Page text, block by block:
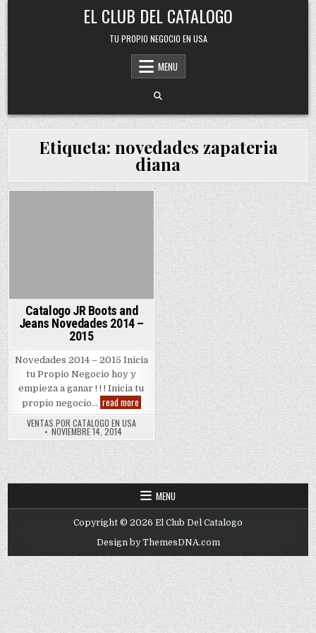
Skip
to
content
EL CLUB DEL CATALOGO
TU PROPIO NEGOCIO EN USA
MENU
Etiqueta: novedades zapateria
diana
Catalogo JR Boots and
Jeans Novedades 2014 –
2015
Novedades 2014 – 2015 Inicia
tu Propio Negocio hoy y
empieza a ganar ! ! ! Inicia tu
propio negocio… read moreCatalogo
JR
Boots
Jeans
Novedades
2014
–
2015
VENTAS POR CATALOGO EN USA
NOVIEMBRE 14, 2014
MENU
Copyright © 2026 El Club Del Catalogo
Design by ThemesDNA.com